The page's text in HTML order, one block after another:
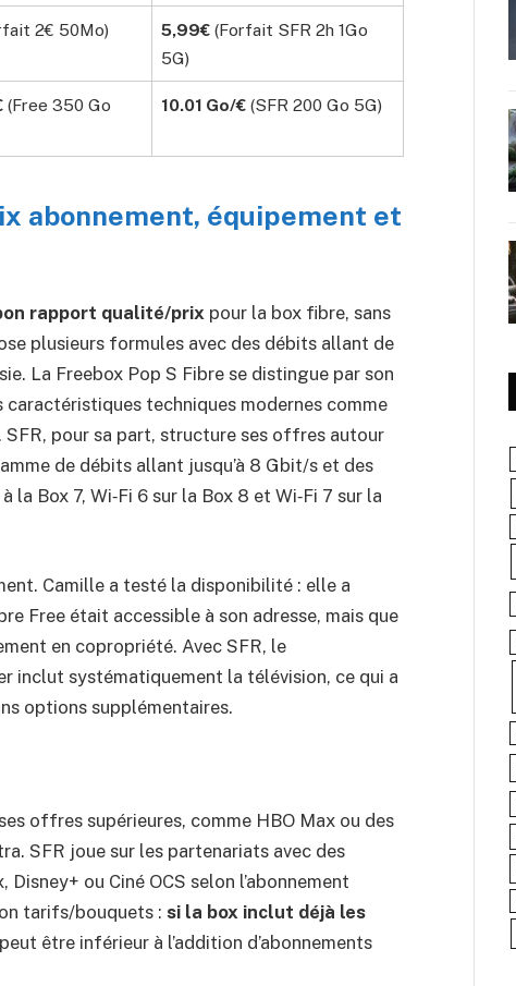
2€ 50Mo) 5,99€ (Forfait SFR 2h 1Go
5G)
(Free 350 Go
10.01 Go/€ (SFR 200 Go 5G)
abonnement, équipement et
rapport qualité/prix pour la box fibre, sans
plusieurs formules avec des débits allant de
La Freebox Pop S Fibre se distingue par son
caractéristiques techniques modernes comme
pour sa part, structure ses offres autour
de débits allant jusqu’à 8 Gbit/s et des
la Box 7, Wi‑Fi 6 sur la Box 8 et Wi‑Fi 7 sur la
Camille a testé la disponibilité : elle a
Free était accessible à son adresse, mais que
en copropriété. Avec SFR, le
inclut systématiquement la télévision, ce qui a
options supplémentaires.
offres supérieures, comme HBO Max ou des
SFR joue sur les partenariats avec des
ou Ciné OCS selon l’abonnement
tarifs/bouquets : si la box inclut déjà les
être inférieur à l’addition d’abonnements